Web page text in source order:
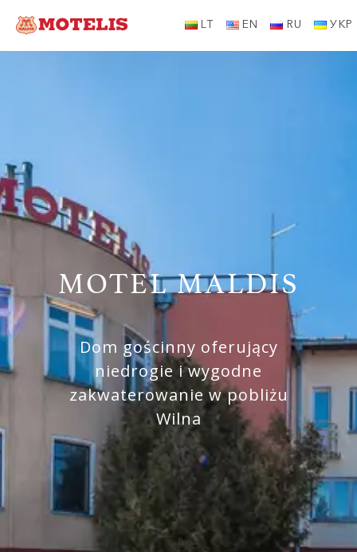
LT EN RU УКР
MOTEL MALDIS
Dom gościnny oferujący
niedrogie i wygodne
zakwaterowanie w pobliżu
Wilna